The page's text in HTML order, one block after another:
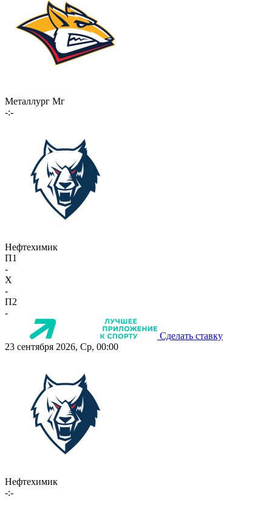
Металлург Мг
-:-
Нефтехимик
П1
-
X
-
П2
-
Сделать ставку
23 сентября 2026, Ср, 00:00
Нефтехимик
-:-